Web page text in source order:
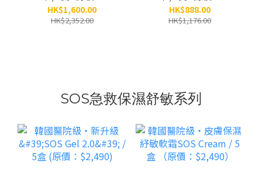
$2,352）
HK$1,600.00
HK$2,352.00
$1,176）
HK$888.00
HK$1,176.00
SOS急救保濕舒敏系列